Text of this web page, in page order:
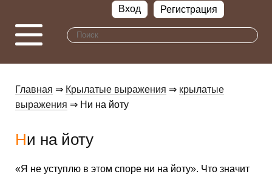
Вход Регистрация
Главная ⇒ Крылатые выражения ⇒ крылатые
выражения ⇒ Ни на йоту
Ни на йоту
«Я не уступлю в этом споре ни на йоту». Что значит